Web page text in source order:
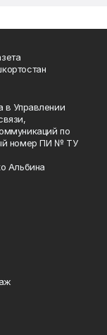
в Управлении
по
номер ПИ № ТУ
Альбина